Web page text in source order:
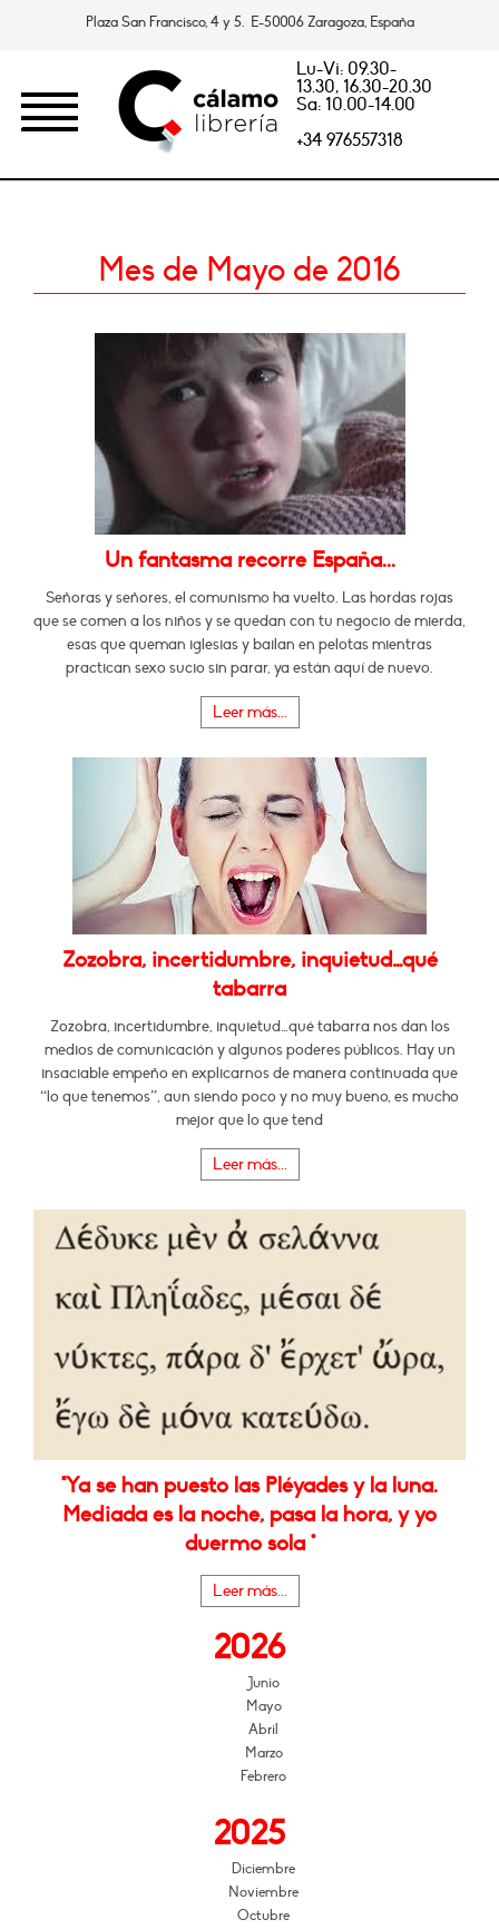
Plaza San Francisco, 4 y 5. E-50006 Zaragoza, España
Lu-Vi: 09.30-
13.30, 16.30-20.30
Sa: 10.00-14.00
+34 976557318
Mes de Mayo de 2016
Un fantasma recorre España...
Señoras y señores, el comunismo ha vuelto. Las hordas rojas
que se comen a los niños y se quedan con tu negocio de mierda,
esas que queman iglesias y bailan en pelotas mientras
practican sexo sucio sin parar, ya están aquí de nuevo.
Leer más...
Zozobra, incertidumbre, inquietud…qué
tabarra
Zozobra, incertidumbre, inquietud…qué tabarra nos dan los
medios de comunicación y algunos poderes públicos. Hay un
insaciable empeño en explicarnos de manera continuada que
“lo que tenemos”, aun siendo poco y no muy bueno, es mucho
mejor que lo que tend
Leer más...
"Ya se han puesto las Pléyades y la luna.
Mediada es la noche, pasa la hora, y yo
duermo sola *
Leer más...
2026
Junio
Mayo
Abril
Marzo
Febrero
2025
Diciembre
Noviembre
Octubre